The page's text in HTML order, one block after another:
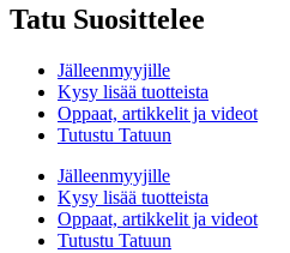
Tatu Suosittelee
Jälleenmyyjille
Kysy lisää tuotteista
Oppaat, artikkelit ja videot
Tutustu Tatuun
Jälleenmyyjille
Kysy lisää tuotteista
Oppaat, artikkelit ja videot
Tutustu Tatuun